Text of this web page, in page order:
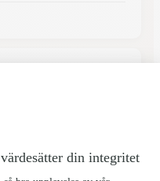
ringde och meddelade
på bilden, frågande